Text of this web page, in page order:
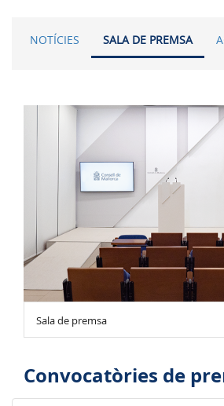
NOTÍCIES SALA DE PREMSA
Sala de premsa
Convocatòries de